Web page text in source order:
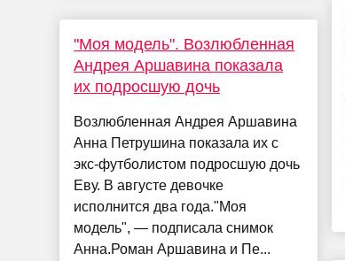
"Моя модель". Возлюбленная
Андрея Аршавина показала
их подросшую дочь
Возлюбленная Андрея Аршавина
Анна Петрушина показала их с
экс-футболистом подросшую дочь
Еву. В августе девочке
исполнится два года."Моя
модель", — подписала снимок
Анна.Роман Аршавина и Пе...